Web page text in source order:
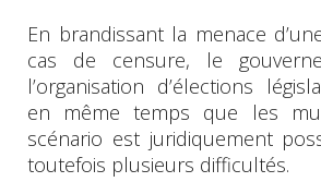
En brandissant la menace
cas de censure, le
l’organisation d’élections
en même temps que les
scénario est juridiquement
toutefois plusieurs difficultés.